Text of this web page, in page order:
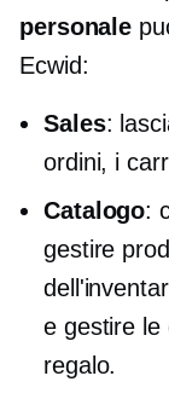
personale
Ecwid:
Sales:
ordini, i
Catalogo:
gestire
e gestire le
regalo.